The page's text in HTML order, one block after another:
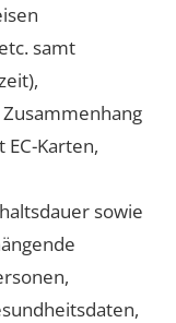
samt
Karten,
sowie